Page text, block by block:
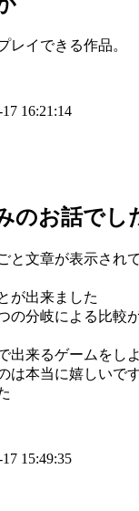
レイできる作品。
16:21:14
のお話でし
と文章が表示され
が出来ました
の分岐による比較
出来るゲームをし
は本当に嬉しいで
15:49:35